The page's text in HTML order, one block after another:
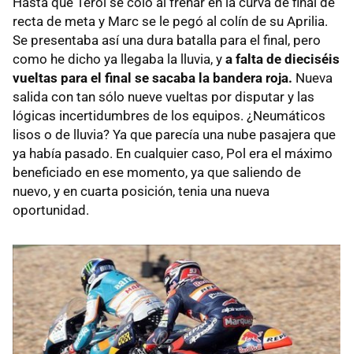
recta de meta y Marc se le pegó al colín de su Aprilia.
Se presentaba así una dura batalla para el final, pero
como he dicho ya llegaba la lluvia, y a falta de dieciséis
vueltas para el final se sacaba la bandera roja. Nueva
salida con tan sólo nueve vueltas por disputar y las
lógicas incertidumbres de los equipos. ¿Neumáticos
lisos o de lluvia? Ya que parecía una nube pasajera que
ya había pasado. En cualquier caso, Pol era el máximo
beneficiado en ese momento, ya que saliendo de
nuevo, y en cuarta posición, tenia una nueva
oportunidad.